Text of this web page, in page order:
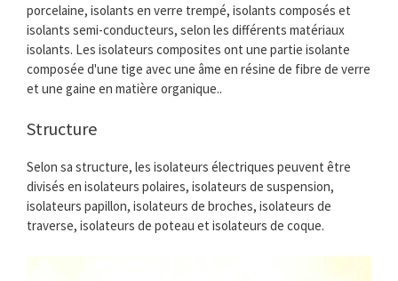
porcelaine, isolants en verre trempé, isolants composés et
isolants semi-conducteurs, selon les différents matériaux
isolants. Les isolateurs composites ont une partie isolante
composée d'une tige avec une âme en résine de fibre de verre
et une gaine en matière organique..
Structure
Selon sa structure, les isolateurs électriques peuvent être
divisés en isolateurs polaires, isolateurs de suspension,
isolateurs papillon, isolateurs de broches, isolateurs de
traverse, isolateurs de poteau et isolateurs de coque.